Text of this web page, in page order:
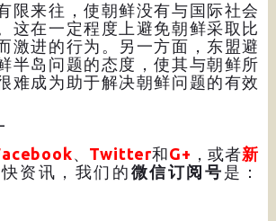
限来往，使朝鲜没有与国际社会
这在一定程度上避免朝鲜采取比
激进的行为。另一方面，东盟避
半岛问题的态度，使其与朝鲜所
难成为助于解决朝鲜问题的有效
、 Twitter和G+ ，或者新
资讯，我们的微信订阅号 是：